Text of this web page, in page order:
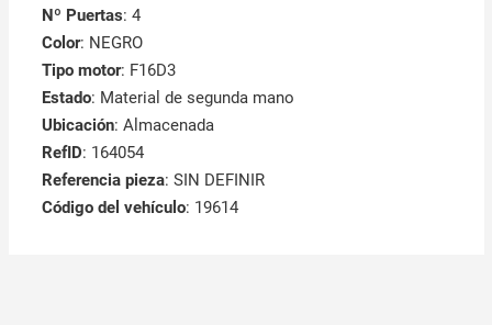
Nº Puertas: 4
Color: NEGRO
Tipo motor: F16D3
Estado: Material de segunda mano
Ubicación: Almacenada
RefID: 164054
Referencia pieza: SIN DEFINIR
Código del vehículo: 19614